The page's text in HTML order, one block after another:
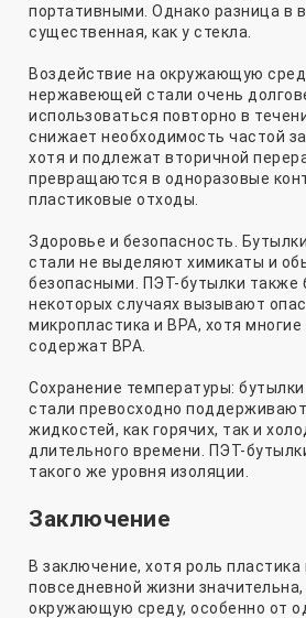
портативными. Однако разница в
существенная, как у стекла.
Воздействие на окружающую
нержавеющей стали очень
использоваться повторно в
снижает необходимость частой
хотя и подлежат вторичной
превращаются в одноразовые
пластиковые отходы.
Здоровье и безопасность.
стали не выделяют химикаты и
безопасными. ПЭТ-бутылки также
некоторых случаях вызывают
микропластика и BPA, хотя многие
содержат BPA.
Сохранение температуры:
стали превосходно
жидкостей, как горячих, так и
длительного времени. ПЭТ-
такого же уровня изоляции.
Заключение
В заключение, хотя роль
повседневной жизни
окружающую среду, особенно от